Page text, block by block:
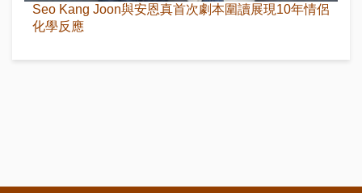
Seo Kang Joon與安恩真首次劇本圍讀展現10年情侶
化學反應